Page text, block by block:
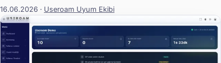
16.06.2026 · Useroam Uyum Ekibi